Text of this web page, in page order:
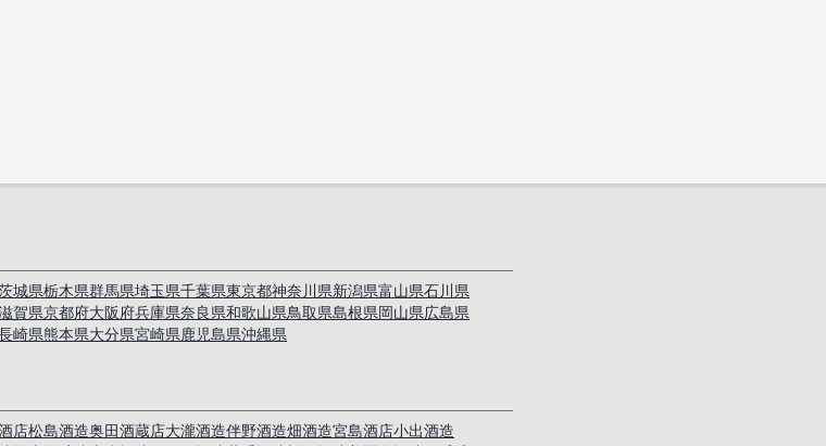
城県栃木県群馬県埼玉県千葉県東京都神奈川県新潟県富山県石川県
賀県京都府大阪府兵庫県奈良県和歌山県鳥取県島根県岡山県広島県
崎県熊本県大分県宮崎県鹿児島県沖縄県
店松島酒造奥田酒蔵店大瀧酒造伴野酒造畑酒造宮島酒店小出酒造